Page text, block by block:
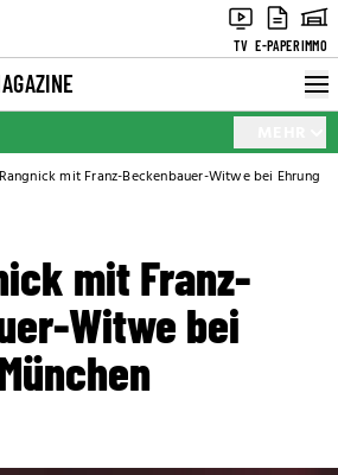
TV E-PAPERIMMO
mit Franz-Beckenbauer-Witwe bei Ehrung
mit Franz-
Witwe bei